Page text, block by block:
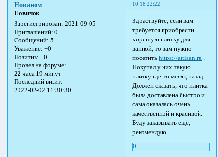
10 18:22:22
Нованом
Новичок
Зарегистрирован: 2021-09-05
Приглашений: 0
Сообщений: 5
Уважение: +0
Позитив: +0
Провел на форуме:
22 часа 19 минут
Последний визит:
2022-02-02 11:30:30
Здраствуйте, если вам
требуется приобрести
хорошую плитку для
ванной, то вам нужно
посетитьhttps://artisan.ru .
Покупал у них такую
плитку где-то месяц назад.
Должен сказать, что плитка
была доставлена быстро и
сама оказалась очень
качественной и красивой.
Буду заказывать ещё,
рекомендую.
0